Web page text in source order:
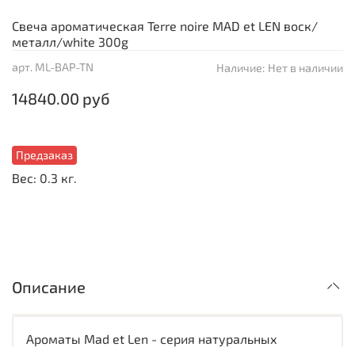
арт. ML-BAP-TN Наличие: Нет в наличии
Предзаказ
14840.00 руб
Свеча ароматическая Terre noire MAD et LEN воск/
металл/white 300g
Вес: 0.3 кг.
Описание
Ароматы Mad et Len - серия натуральных